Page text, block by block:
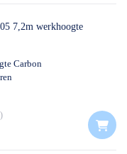
7,2m werkhoogte
Carbon